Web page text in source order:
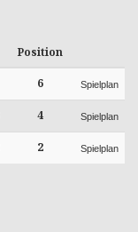
Position
6 Spielplan
4 Spielplan
2 Spielplan